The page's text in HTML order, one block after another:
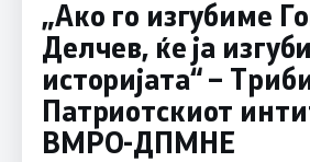
„Ако го изгубиме
Делчев, ќе ја
историјата“ –
Патриотскиот
ВМРО-ДПМНЕ